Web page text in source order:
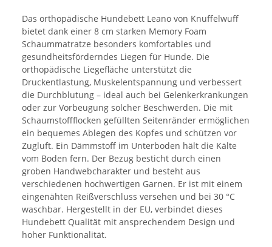
Das orthopädische Hundebett Leano von Knuffelwuff
bietet dank einer 8 cm starken Memory Foam
Schaummatratze besonders komfortables und
gesundheitsförderndes Liegen für Hunde. Die
orthopädische Liegefläche unterstützt die
Druckentlastung, Muskelentspannung und verbessert
die Durchblutung – ideal auch bei Gelenkerkrankungen
oder zur Vorbeugung solcher Beschwerden. Die mit
Schaumstoffflocken gefüllten Seitenränder ermöglichen
ein bequemes Ablegen des Kopfes und schützen vor
Zugluft. Ein Dämmstoff im Unterboden hält die Kälte
vom Boden fern. Der Bezug besticht durch einen
groben Handwebcharakter und besteht aus
verschiedenen hochwertigen Garnen. Er ist mit einem
eingenähten Reißverschluss versehen und bei 30 °C
waschbar. Hergestellt in der EU, verbindet dieses
Hundebett Qualität mit ansprechendem Design und
hoher Funktionalität.